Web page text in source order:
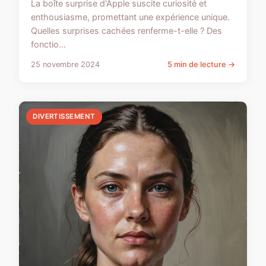
La boîte surprise d'Apple suscite curiosité et
enthousiasme, promettant une expérience unique.
Quelles surprises cachées renferme-t-elle ? Des
fonctio...
25 novembre 2024 5 min de lecture →
DIVERTISSEMENT